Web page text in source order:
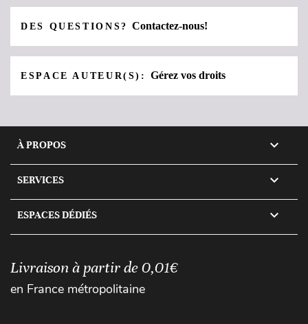
DES QUESTIONS?Contactez-nous!
ESPACE AUTEUR(S):Gérez vos droits
À PROPOS 
SERVICES 
ESPACES DÉDIÉS 
Livraison à partir de 0,01€
en France métropolitaine